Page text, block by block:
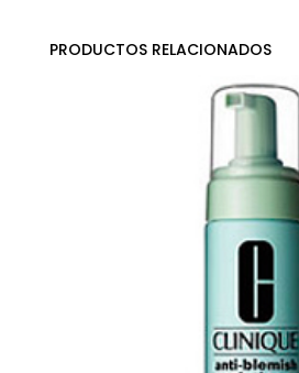
PRODUCTOS RELACIONADOS